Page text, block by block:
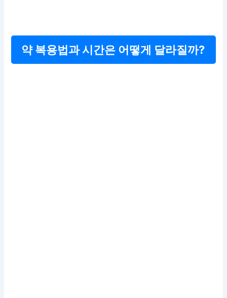
약 복용법과 시간은 어떻게 달라질까?